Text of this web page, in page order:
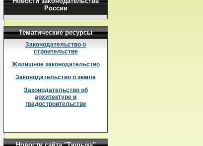
России
Тематические ресурсы
Законодательство о
строительстве
Жилищное законодательство
Законодательство о земле
Законодательство об
архитектуре и
градостроительстве